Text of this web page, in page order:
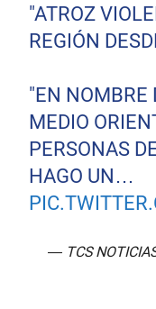
"ATROZ
REGIÓN
"EN NOMBRE
MEDIO
PERSONAS
HAGO UN…
— TCS